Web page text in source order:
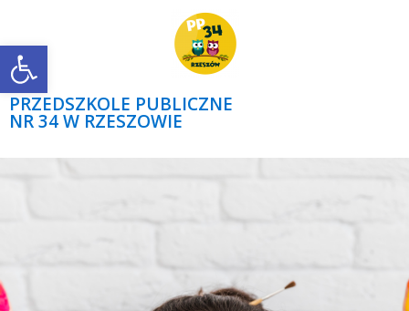
Open toolbar
PRZEDSZKOLE PUBLICZNE
NR 34 W RZESZOWIE